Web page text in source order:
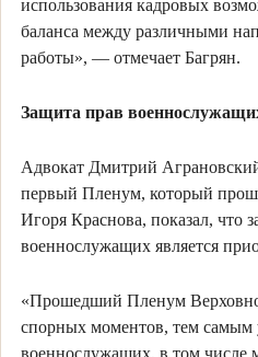
использования кадровых
баланса между различными
работы», — отмечает Багрян.
Защита прав
Адвокат Дмитрий
первый Пленум, который
Игоря Краснова, показал, что
военнослужащих является
«Прошедший Пленум
спорных моментов, тем самым